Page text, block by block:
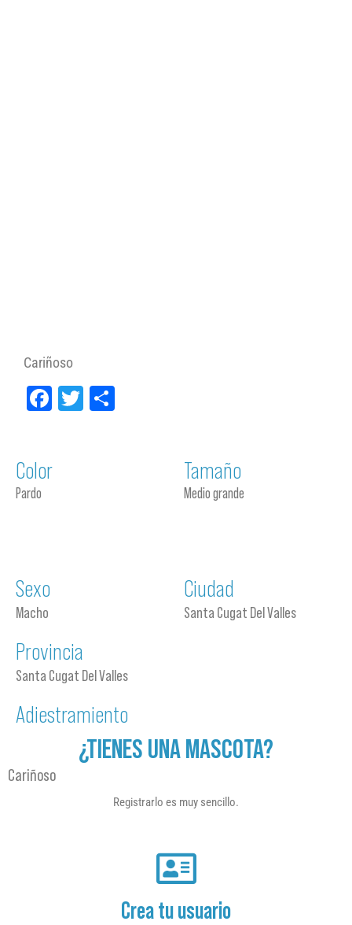
Cariñoso
Facebook
Twitter
Color
Pardo
Tamaño
Medio grande
Sexo
Macho
Ciudad
Santa Cugat Del Valles
Provincia
Santa Cugat Del Valles
Adiestramiento
¿TIENES UNA MASCOTA?
Cariñoso
Registrarlo es muy sencillo.
Crea tu usuario